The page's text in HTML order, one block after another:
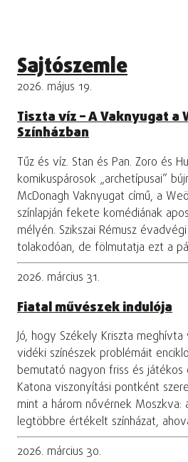
Sajtószemle
2026. május 19.
Tiszta víz – A Vaknyugat a
Színházban
Tűz és víz. Stan és Pan. Zoro és
komikuspárosok „archetípusai”
McDonagh Vaknyugat című, a
színlapján fekete komédiának
mélyén. Szikszai Rémusz
tolakodóan, de fölmutatja ezt a
2026. március 31.
Fiatal művészek indulója
Jó, hogy Székely Kriszta
vidéki színészek problémáit
bemutató nagyon friss és játékos
Katona viszonyítási pontként
mint a három nővérnek
legtöbbre értékelt színházat,
2026. március 30.